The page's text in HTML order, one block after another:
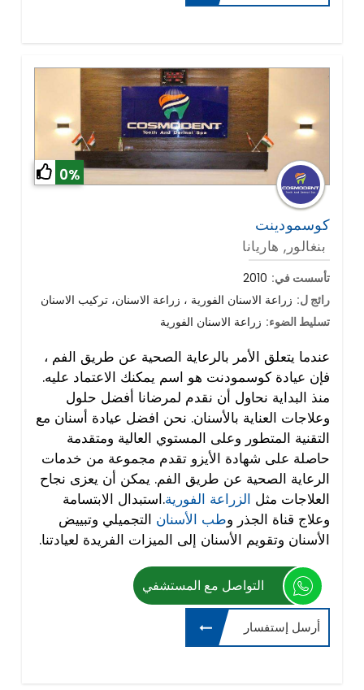
0%
كوسمودينت
بنغالور, هاريانا
تأسست في: 2010
رائج ل: زراعة الاسنان الفورية ، زراعة الاسنان، تركيب الاسنان
تسليط الضوء: زراعة الاسنان الفورية
عندما يتعلق الأمر بالرعاية الصحية عن طريق الفم ،
فإن عيادة كوسمودنت هو اسم يمكنك الاعتماد عليه.
منذ البداية نحاول أن نقدم لمرضانا أفضل حلول
وعلاجات العناية بالأسنان. نحن افضل عيادة أسنان مع
التقنية المتطور وعلى المستوي العالية ومتقدمة
حاصلة على شهادة الأيزو تقدم مجموعة من خدمات
الرعاية الصحية عن طريق الفم. يمكن أن يعزى نجاح
العلاجات مثل الزراعة الفورية.استبدال الابتسامة
وعلاج قناة الجذر وطب الأسنان التجميلي وتبييض
الأسنان وتقويم الأسنان إلى الميزات الفريدة لعيادتنا.
التواصل مع المستشفي
أرسل إستفسار